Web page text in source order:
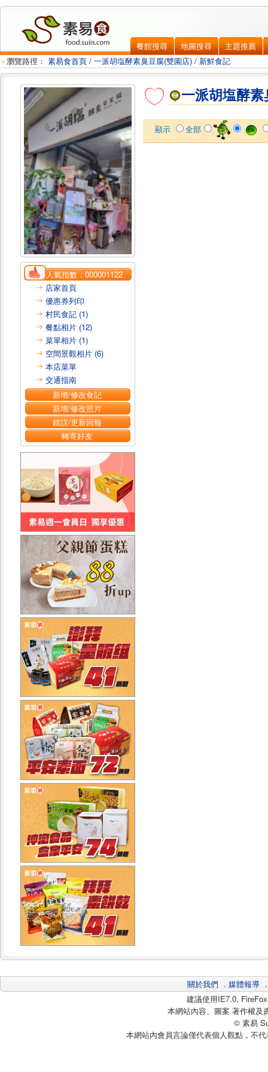
餐館搜尋 地圖搜尋
主題推薦
瀏覽路徑： 素易食首頁 / 一派胡塩酵素臭豆腐(雙園店) / 新鮮食記
人氣指數：000001122
店家首頁
優惠券列印
村民食記 (1)
餐點相片 (12)
菜單相片 (1)
空間景觀相片 (6)
本店菜單
交通指南
新增/修改食記
新增/修改照片
錯誤/更新回報
轉寄好友
一派胡塩酵
顯示 全部
關於我們 ． 媒體報導
建議使用IE7.0,
本網站內容、圖案 著作權及
© 素易
本網站內會員言論僅代表個人觀點，不